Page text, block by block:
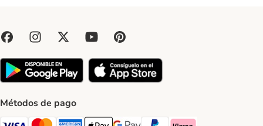
Métodos de pago